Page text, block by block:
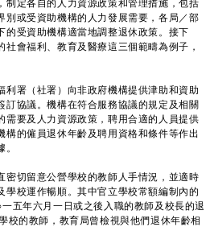
制定各自的人力資源政策和管理措施，包括
別或受資助機構的人力發展需要，各局／部
的受資助機構適當地調整退休政策。接下
會福利、教育及醫療這三個範疇為例子，
署（社署）向非政府機構提供津助和資助
訂協議。機構在符合服務協議的規定及相關
需要及人力資源政策，聘用合適的人員提供
構的僱員退休年齡及聘用資格和條件等作出
切留意公營學校的教師人手情況，並適時
學校運作暢順。其中官立學校常額編制內的
五年六月一日或之後入職的教師及校長的退
校的教師，教育局曾檢視與他們退休年齡相